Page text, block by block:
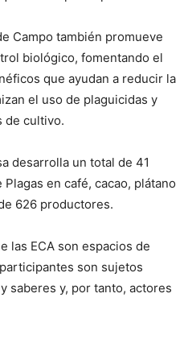
Campo también promueve
biológico, fomentando el
que ayudan a reducir la
el uso de plaguicidas y
de cultivo.
desarrolla un total de 41
en café, cacao, plátano
626 productores.
las ECA son espacios de
son sujetos
saberes y, por tanto, actores